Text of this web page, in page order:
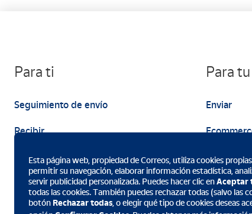
Para ti
Seguimiento de envío
Recibir
Enviar
Para
Enviar
Marketing
Esta página web, propiedad de Correos, utiliza cookies
permitir su navegación, elaborar información estadística,
servir publicidad personalizada. Puedes hacer clic enAceptar
todas las cookies. También puedes rechazar todas (salvo las
botón Rechazar todas, o elegir qué tipo de cookies deseas